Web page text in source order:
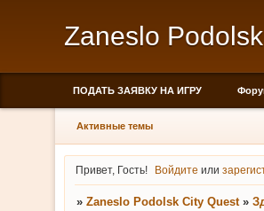
Zaneslo
ПОДАТЬ ЗАЯВКУ НА ИГРУ
Активные темы
Привет, Гость! Войдите или
» Zaneslo Podolsk City Quest »